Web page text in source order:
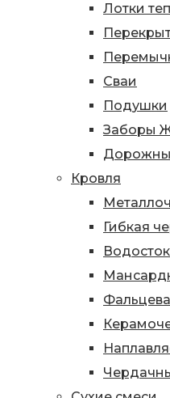
Лотки
Сваи
Подушки
Заборы
Кровля
Гибкая